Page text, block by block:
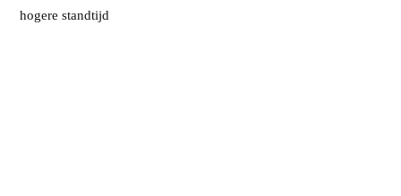
hogere standtijd